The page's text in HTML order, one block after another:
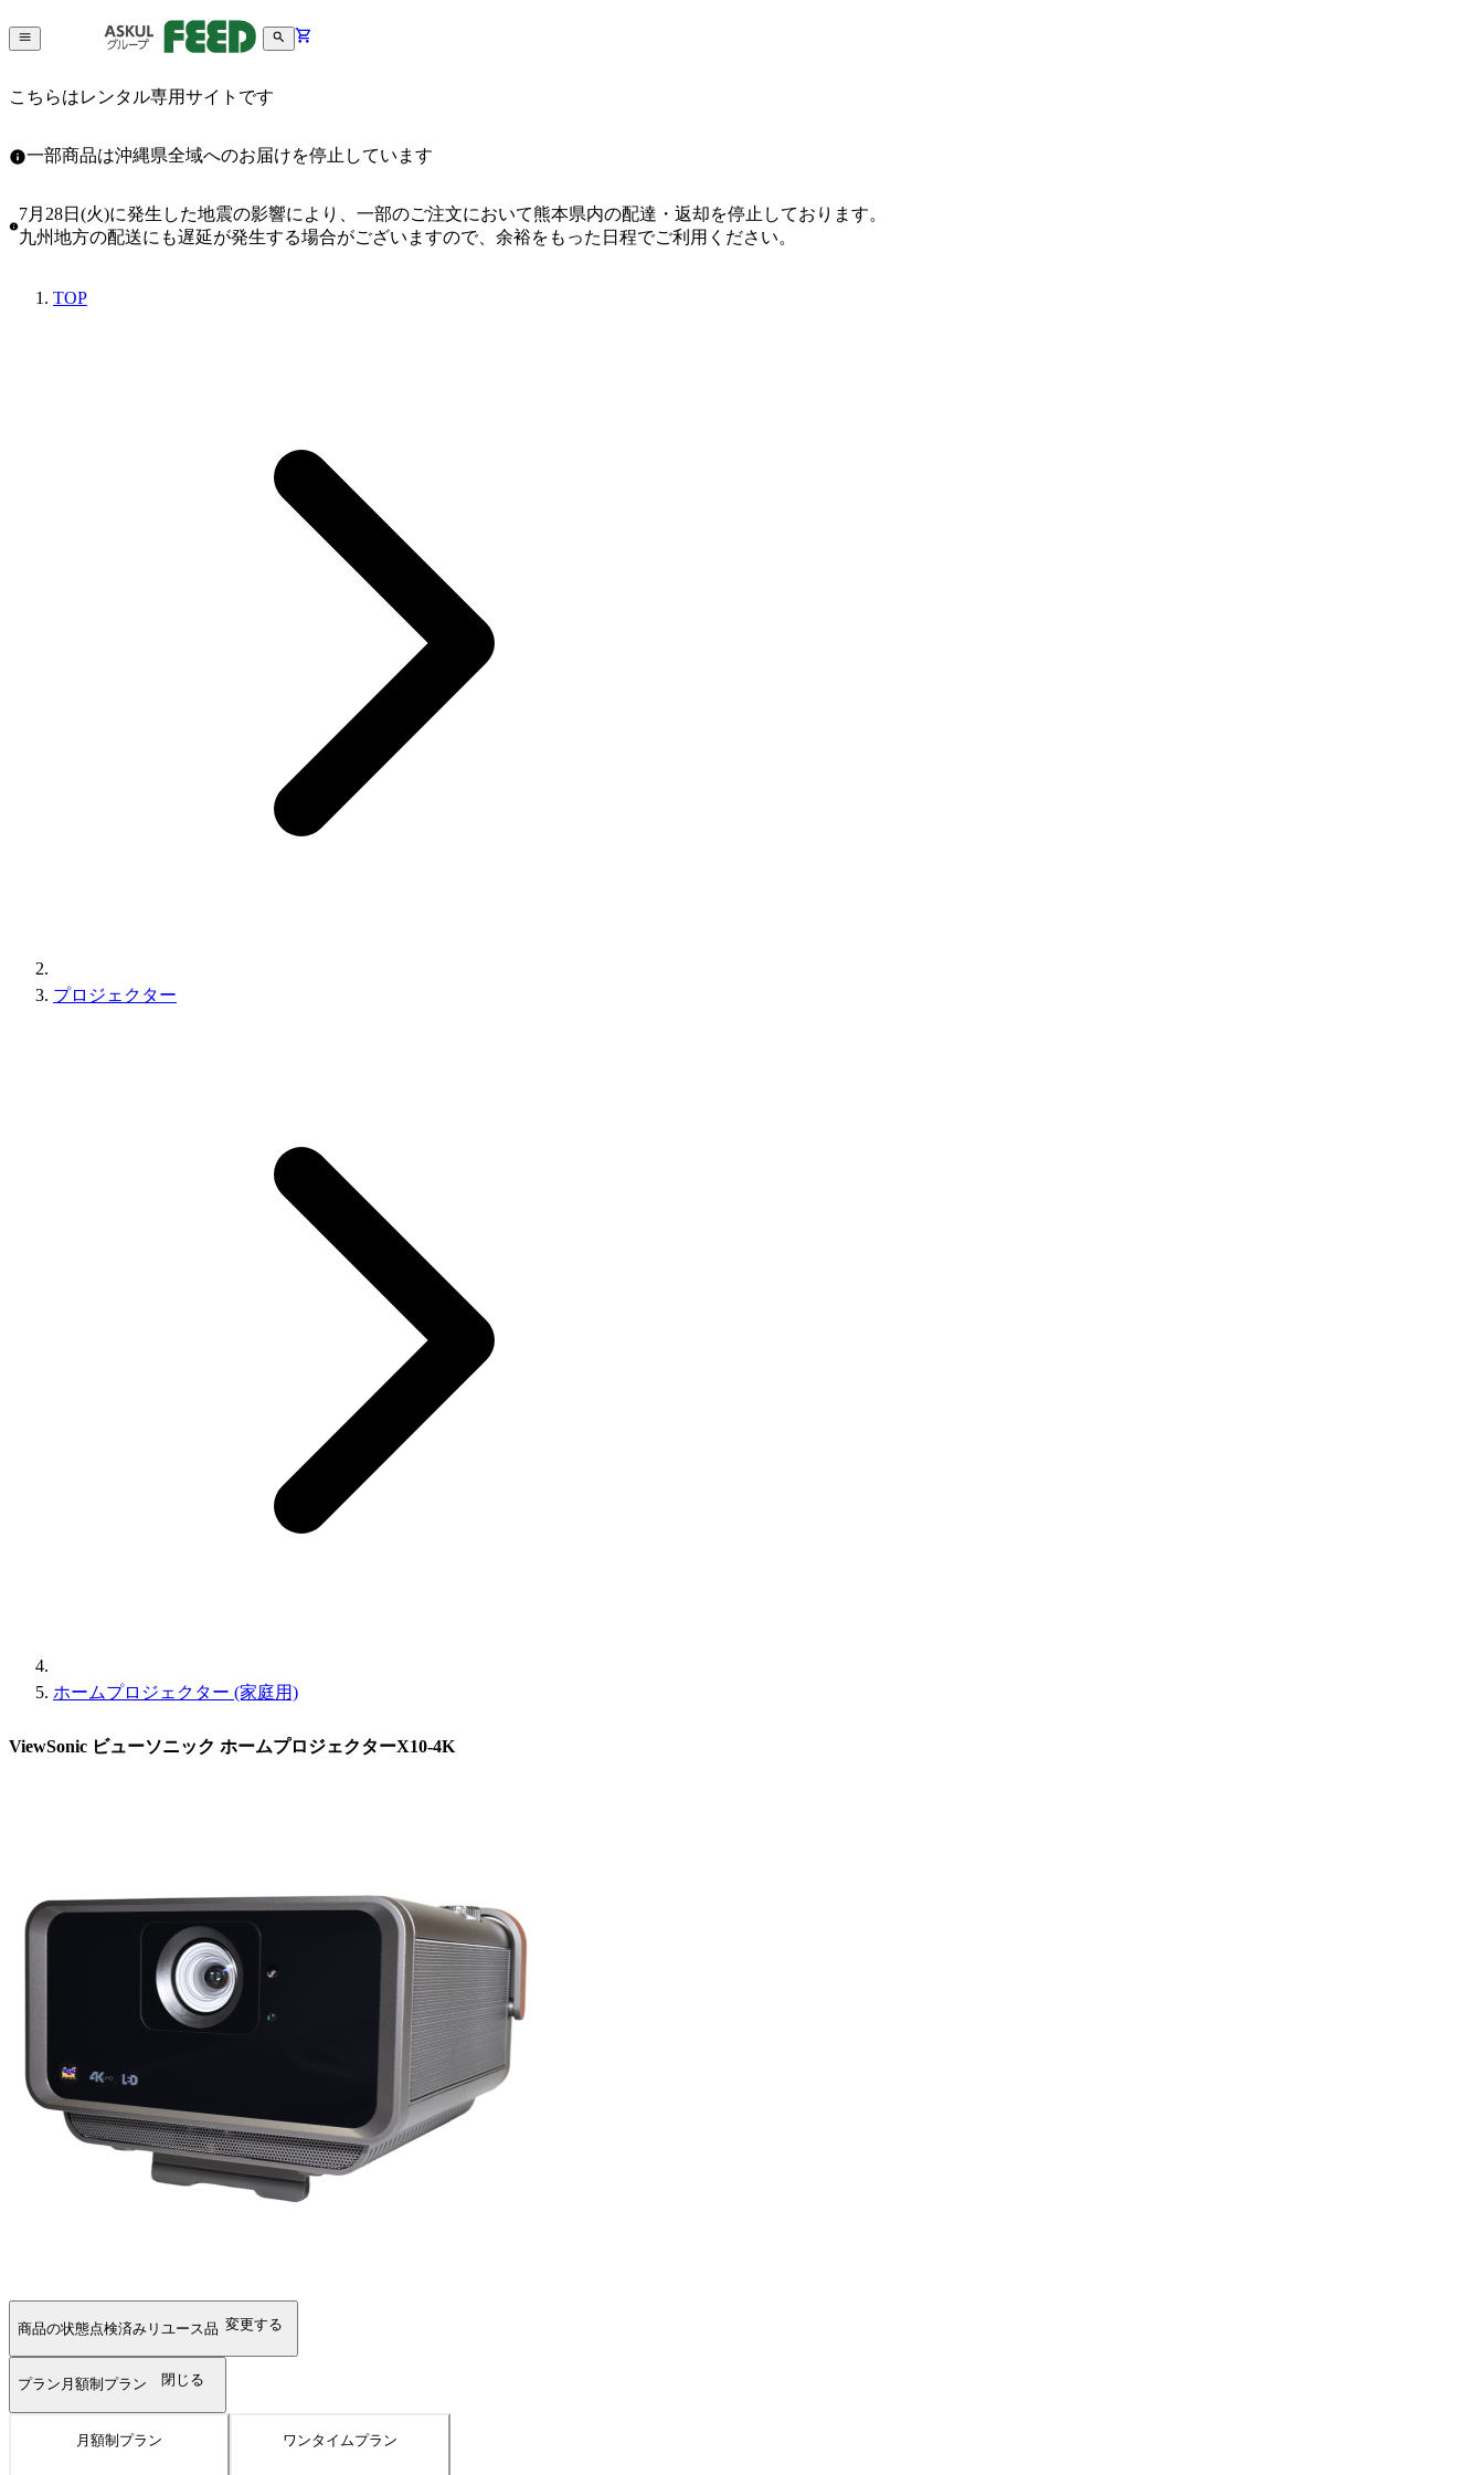
こちらはレンタル専用サイトです
一部商品は沖縄県全域へのお届けを停止しています
7月28日(火)に発生した地震の影響により、一部のご注文において熊本県内の配達・返却を停止しております。
九州地方の配送にも遅延が発生する場合がございますので、余裕をもった日程でご利用ください。
TOP
プロジェクター
ホームプロジェクター (家庭用)
ViewSonic ビューソニック ホームプロジェクターX10-4K
商品の状態点検済みリユース品 変更する
プラン 月額制プラン 閉じる
月額制プラン ワンタイムプラン